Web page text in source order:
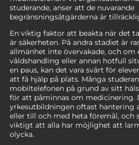
studerande, anser att de nuvarande
begränsningsåtgärderna är
En viktig faktor att beakta när det
är säkerheten. På andra stadiet är
allmänhet inte övervakade, och om
våldshandling eller annan hotfull
en paus, kan det vara svårt för
att få hjälp på plats. Många
mobiltelefonen på grund av sitt
för att påminnas om medicinering.
yrkesutbildningen oftast hantering
eller till och med heta föremål, och
viktigt att alla har möjlighet att
olycka.